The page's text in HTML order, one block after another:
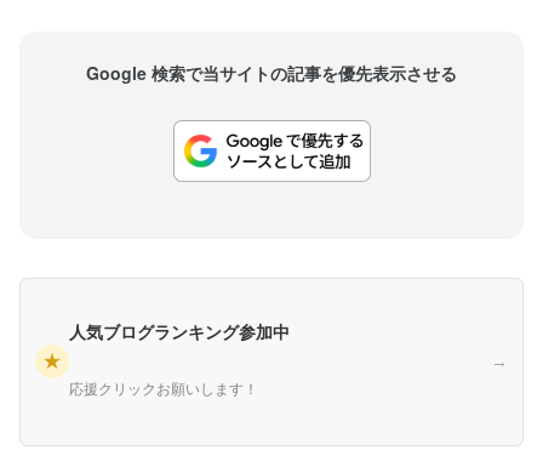
Google 検索で当サイトの記事を優先表示させる
★
人気ブログランキング参加中
応援クリックお願いします！
→